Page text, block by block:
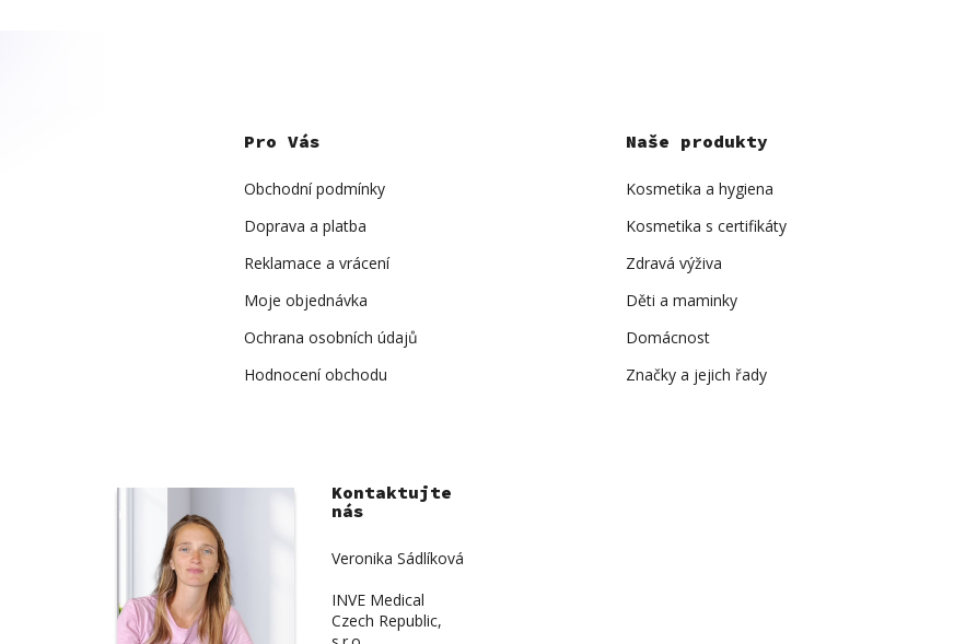
Pro Vás
Obchodní podmínky
Doprava a platba
Reklamace a vrácení
Moje objednávka
Ochrana osobních údajů
Hodnocení obchodu
Naše produkty
Kosmetika a hygiena
Kosmetika s certifikáty
Zdravá výživa
Děti a maminky
Domácnost
Značky a jejich řady
Kontaktujte
nás
Veronika Sádlíková
INVE Medical
Czech Republic,